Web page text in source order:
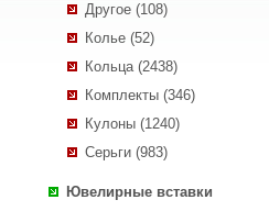
Другое (108)
Колье (52)
Кольца (2438)
Комплекты (346)
Кулоны (1240)
Серьги (983)
Ювелирные вставки